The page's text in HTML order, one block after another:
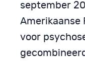
september
Amerikaanse
voor